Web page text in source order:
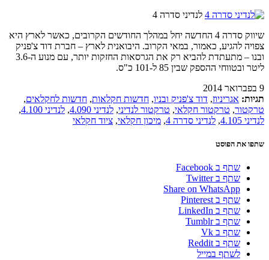
לנדיני סדרה 4
שיווק סדרה 4 החדשה יחל במהלך החודשים הקרובים, כאשר לארץ היא
צפויה להגיע, כאמור, במאי הקרוב. היבואנית לארץ – חברת דוד צ'פניק
ובנו – מתעתדת להביא רק את הגרסאות החזקות יותר, עם מנוע ה-3.6
ליטר ובטווחי ההספק שבין 85 ל-101 כ"ס.
9 בפברואר 2014
תגיות: אגריניוז, דוד צ'פניק ובניו, חדשות חקלאות, חדשות לחקלאים,
טרקטור, טרקטור חקלאי, טרקטור לנדיני, לנדיני 4.090 , לנדיני 4.100
,
לנדיני 4.105
, לנדיני סדרה 4 , מיכון חקלאי, ציוד חקלאי
שתפו את הפוסט
שתף ב Facebook
שתף ב Twitter
Share on WhatsApp
שתף ב Pinterest
שתף ב LinkedIn
שתף ב Tumblr
שתף ב Vk
שתף ב Reddit
לשתף במייל